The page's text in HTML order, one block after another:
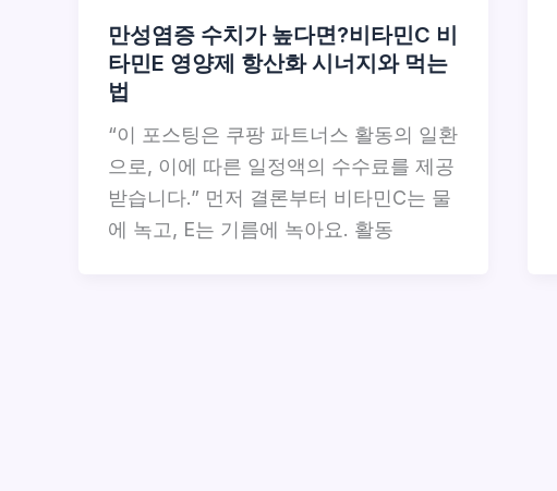
만성염증 수치가 높다면?비타민C 비
타민E 영양제 항산화 시너지와 먹는
법
“이 포스팅은 쿠팡 파트너스 활동의 일환
으로, 이에 따른 일정액의 수수료를 제공
받습니다.” 먼저 결론부터 비타민C는 물
에 녹고, E는 기름에 녹아요. 활동